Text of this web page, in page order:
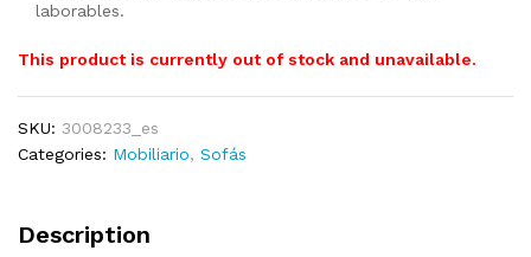
laborables.
This product is currently out of stock and unavailable.
SKU: 3008233_es
Categories: Mobiliario, Sofás
Description